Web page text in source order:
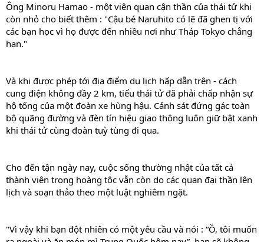
Ông Minoru Hamao - một viên quan cận thần của thái tử khi
còn nhỏ cho biết thêm : "Cậu bé Naruhito có lẽ đã ghen tị với
các bạn học vì họ được đến nhiều nơi như Tháp Tokyo chẳng
hạn."
Và khi được phép tới địa điểm du lịch hấp dẫn trên - cách
cung điện không đầy 2 km, tiểu thái tử đã phải chấp nhận sự
hộ tống của một đoàn xe hùng hậu. Cảnh sát đứng gác toàn
bộ quãng đường và đèn tín hiệu giao thông luôn giữ bật xanh
khi thái tử cùng đoàn tuỳ tùng đi qua.
Cho đến tận ngày nay, cuộc sống thường nhật của tất cả
thành viên trong hoàng tộc vẫn còn do các quan đại thần lên
lịch và soạn thảo theo một luật nghiêm ngặt.
"Vì vậy khi bạn đột nhiên có một yêu cầu và nói : “Ồ, tôi muốn